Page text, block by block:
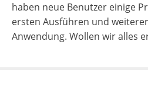
haben neue Benutzer einige
ersten Ausführen und
Anwendung. Wollen wir alles